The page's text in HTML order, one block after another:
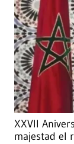
XXVII
majestad el